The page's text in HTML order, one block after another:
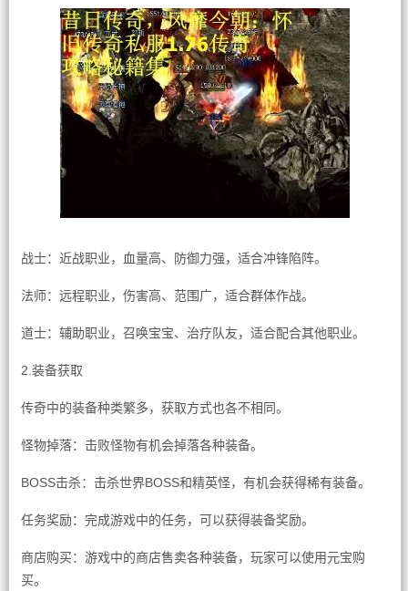
战士：近战职业，血量高、防御力强，适合冲锋陷阵。
法师：远程职业，伤害高、范围广，适合群体作战。
道士：辅助职业，召唤宝宝、治疗队友，适合配合其他职业。
2.装备获取
传奇中的装备种类繁多，获取方式也各不相同。
怪物掉落：击败怪物有机会掉落各种装备。
BOSS击杀：击杀世界BOSS和精英怪，有机会获得稀有装备。
任务奖励：完成游戏中的任务，可以获得装备奖励。
商店购买：游戏中的商店售卖各种装备，玩家可以使用元宝购
买。